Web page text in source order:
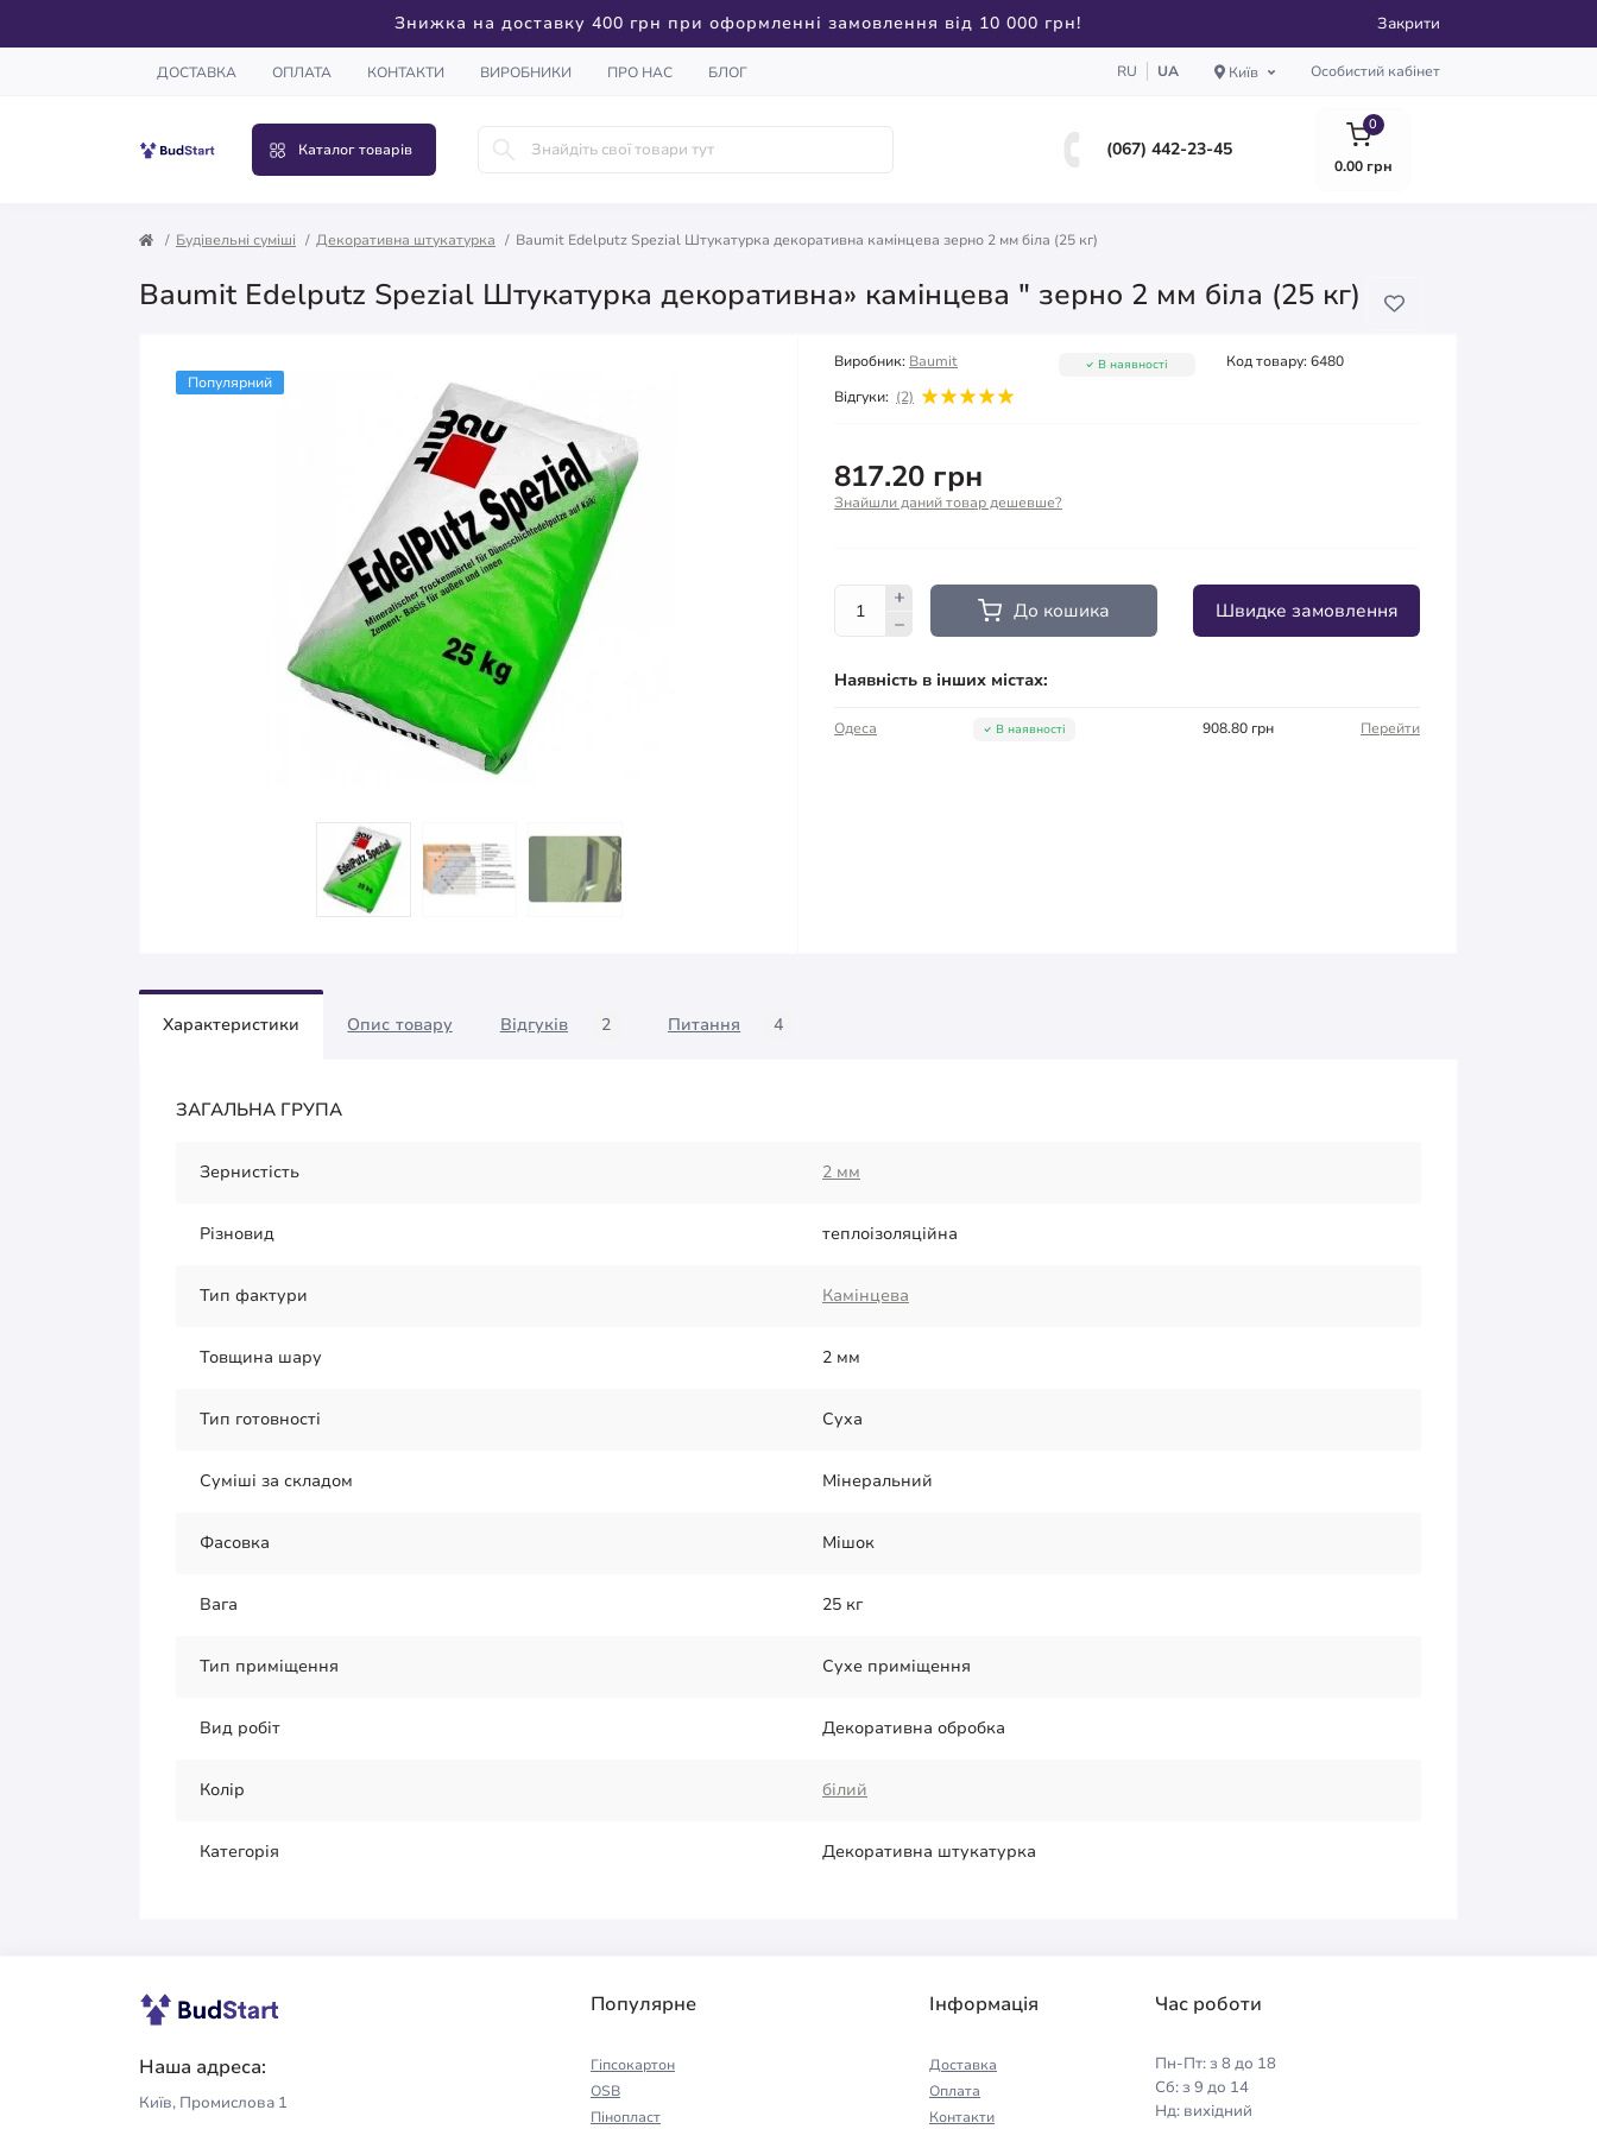
Знижка на доставку 400 грн при оформленні замовлення від 10 000 грн! Закрити
ДОСТАВКА ОПЛАТА КОНТАКТИ ВИРОБНИКИ ПРО НАС БЛОГ RU UA Київ Особистий кабінет
Каталог товарів (067) 442-23-45
0
0.00 грн
Будівельні суміші Декоративна штукатурка Baumit Edelputz Spezial Штукатурка декоративна камінцева зерно 2 мм біла (25 кг)
Baumit Edelputz Spezial Штукатурка декоративна» камінцева " зерно 2 мм біла (25 кг)
Популярний
Виробник: Baumit Код товару: 6480
Відгуки: (2)
В наявності
817.20 грн
Знайшли даний товар дешевше?
До кошика Швидке замовлення
Наявність в інших містах:
Одеса В наявності 908.80 грн Перейти
Характеристики Опис товару Відгуків 2 Питання 4
ЗАГАЛЬНА ГРУПА
Зернистість 2 мм
Різновид теплоізоляційна
Тип фактури Камінцева
Товщина шару 2 мм
Тип готовності Суха
Суміші за складом Мінеральний
Фасовка Мішок
Вага 25 кг
Тип приміщення Сухе приміщення
Вид робіт Декоративна обробка
Колір білий
Категорія Декоративна штукатурка
Наша адреса:
Київ, Промислова 1
Популярне
Гіпсокартон
OSB
Пінопласт
Інформація
Доставка
Оплата
Контакти
Час роботи
Пн-Пт: з 8 до 18
Сб: з 9 до 14
Нд: вихідний